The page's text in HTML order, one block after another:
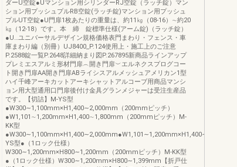
ダーU空錠●Uマンション用シリンダーRJ空錠（ラッチ錠）マン
ション用プッシュプルRB空錠(ラッチ錠)マンション用プッシュ
プルUT空錠●U門扉1枚あたりの重量は、約11㎏（08-16）∼約20
㎏（12-18）です。本 締 錠標準仕様(アーム錠)（ラッチ錠）
●U…ユニバーサルデザイン規格価格表門まわり・フェンス・車
庫まわり編（別冊）UJ8400_P.124使用上・施工上のご注意
P.2588錠一覧P.2648詳細納まり図P.267895新商品ラインアップ
プレミエスアルミ形材門扉︵開き門扉︶エルネクスプログコー
ト開き門扉AA開き門扉ABライシスアルメッシュアメリカン1型
ハイ千峰アーキカットアーキシャットアルコーブ用商品マンシ
ョン用大型通用口門扉後付け金具グランメジャーは受注生産品
です。【切詰】M-YS型
●W300∼1,100mm×H1,400∼2,000mm（200mmピッチ）
●W1,101∼1,200mm×H1,400∼1,800mm（200mmピッチ）M-
KK型
YS型●（1ロック仕様）
W300∼1,200mm×H800∼1,200mm（200mmピッチ）M-KK型
●（1ロック仕様）W300∼1,200mm×H800∼1,399mm【折戸仕